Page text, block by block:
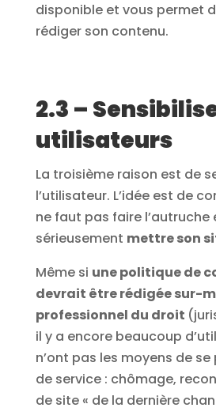
disponible et vous permet
rédiger son contenu.
2.3 –
utilisateurs
La troisième raison est de
l’utilisateur. L’idée est de
ne faut pas faire l’autruche
sérieusement mettre son
Même si une politique de
devrait être rédigée sur-
professionnel du droit
il y a encore beaucoup
n’ont pas les moyens de
de service : chômage,
de site « de la dernière